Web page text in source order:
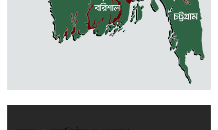
একাদশে ভর্তি নিয়ে এলো সিদ্ধান্ত
জুলাই-আগষ্ট আন্দোলনে শহীদদের
স্মরণে : স্পীকারের বৃক্ষরোপণ কর্মসূচি